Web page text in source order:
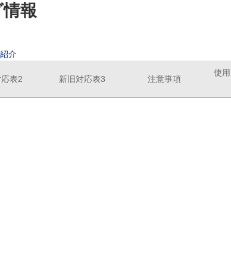
報
介
表2 新旧対応表3 注意事項
使